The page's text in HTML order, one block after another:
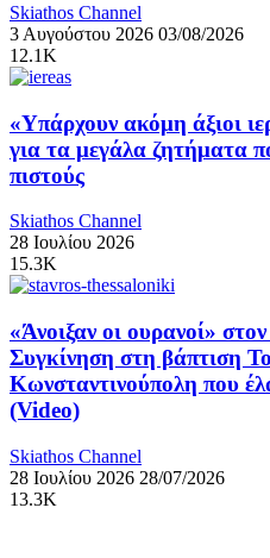
Skiathos Channel
3 Αυγούστου 2026 03/08/2026
12.1K
«Υπάρχουν ακόμη άξιοι
για τα μεγάλα ζητήματα
πιστούς
Skiathos Channel
28 Ιουλίου 2026
15.3K
«Άνοιξαν οι ουρανοί»
Συγκίνηση στη βάπτιση
Κωνσταντινούπολη που
(Video)
Skiathos Channel
28 Ιουλίου 2026 28/07/2026
13.3K